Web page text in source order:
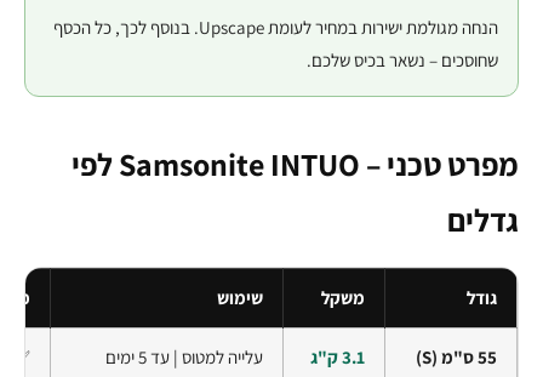
הנחה מגולמת ישירות במחיר לעומת Upscape. בנוסף לכך, כל הכסף
שחוסכים – נשאר בכיס שלכם.
מפרט טכני – Samsonite INTUO לפי
גדלים
גודל משקל שימוש
55 ס"מ (S) 3.1 ק"ג עלייה למטוס | עד 5 ימים ✅ כן